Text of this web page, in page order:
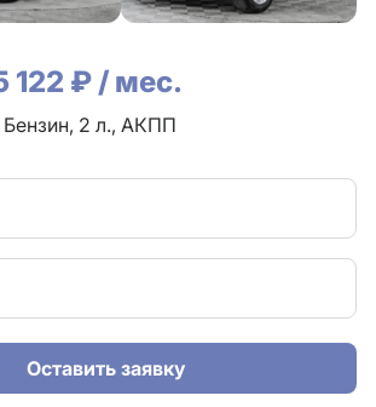
122 ₽ / мес.
Оставить заявку
Бензин, 2 л., АКПП